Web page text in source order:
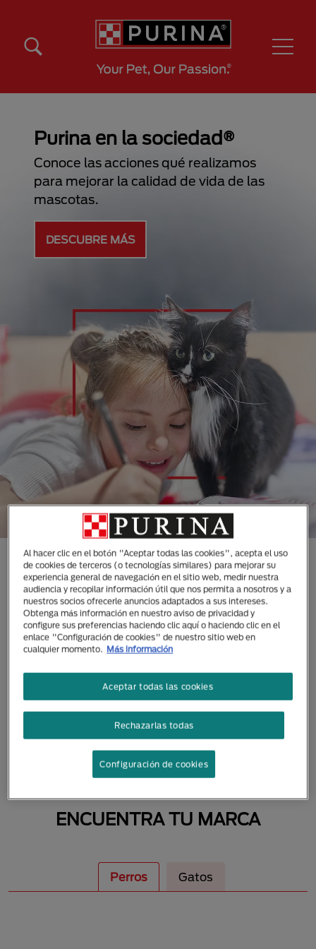
Purina en la sociedad®
Conoce las acciones qué realizamos
para mejorar la calidad de vida de las
mascotas.
DESCUBRE MÁS
CONOCE TODAS NUESTRAS
MARCAS DISEÑADAS
ESPECIALMENTE PARA LAS
NECESIDADES DE TUS
MASCOTAS
ENCUENTRA TU MARCA
Perros Gatos
Al hacer clic en el botón "Aceptar todas las cookies", acepta el uso
de cookies de terceros (o tecnologías similares) para mejorar su
experiencia general de navegación en el sitio web, medir nuestra
audiencia y recopilar información útil que nos permita a nosotros y a
nuestros socios ofrecerle anuncios adaptados a sus intereses.
Obtenga más información en nuestro aviso de privacidad y
configure sus preferencias haciendo clic aquí o haciendo clic en el
enlace "Configuración de cookies" de nuestro sitio web en
cualquier momento.
Más información
Rechazarlas todas
Aceptar todas las cookies
Configuración de cookies